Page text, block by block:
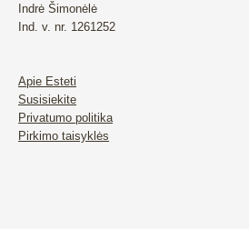
Indrė Šimonėlė
Ind. v. nr. 1261252
Apie Esteti
Susisiekite
Privatumo politika
Pirkimo taisyklės